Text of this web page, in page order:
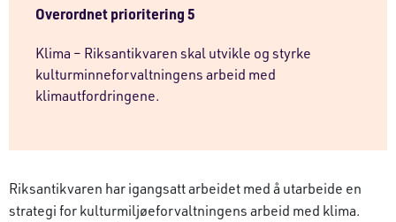
Overordnet prioritering 5
Klima – Riksantikvaren skal utvikle og styrke
kulturminneforvaltningens arbeid med
klimautfordringene.
Riksantikvaren har igangsatt arbeidet med å utarbeide en
strategi for kulturmiljøeforvaltningens arbeid med klima.